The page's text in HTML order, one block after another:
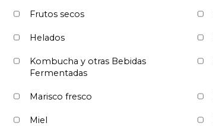
Frutos secos
Helados
Kombucha y otras Bebidas
Fermentadas
Marisco fresco
Miel